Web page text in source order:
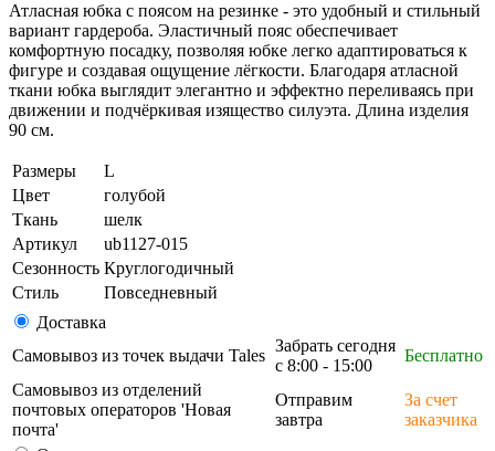
Атласная юбка с поясом на резинке - это удобный и стильный
вариант гардероба. Эластичный пояс обеспечивает
комфортную посадку, позволяя юбке легко адаптироваться к
фигуре и создавая ощущение лёгкости. Благодаря атласной
ткани юбка выглядит элегантно и эффектно переливаясь при
движении и подчёркивая изящество силуэта. Длина изделия
90 см.
Размеры
L
Цвет
голубой
Ткань
шелк
Артикул
ub1127-015
Сезонность Круглогодичный
Стиль
Повседневный
Доставка
Самовывоз из точек выдачи Tales
Забрать сегодня
с 8:00 - 15:00
Бесплатно
Самовывоз из отделений
почтовых операторов 'Новая
почта'
Отправим
завтра
За счет
заказчика